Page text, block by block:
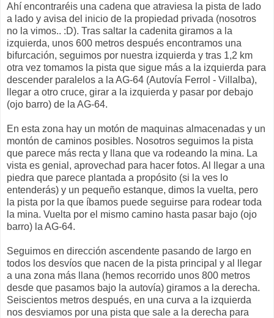
Ahí encontraréis una cadena que atraviesa la pista de lado
a lado y avisa del inicio de la propiedad privada (nosotros
no la vimos.. :D). Tras saltar la cadenita giramos a la
izquierda, unos 600 metros después encontramos una
bifurcación, seguimos por nuestra izquierda y tras 1,2 km
otra vez tomamos la pista que sigue más a la izquierda para
descender paralelos a la AG-64 (Autovía Ferrol - Villalba),
llegar a otro cruce, girar a la izquierda y pasar por debajo
(ojo barro) de la AG-64.
En esta zona hay un motón de maquinas almacenadas y un
montón de caminos posibles. Nosotros seguimos la pista
que parece más recta y llana que va rodeando la mina. La
vista es genial, aprovechad para hacer fotos. Al llegar a una
piedra que parece plantada a propósito (si la ves lo
entenderás) y un pequeño estanque, dimos la vuelta, pero
la pista por la que íbamos puede seguirse para rodear toda
la mina. Vuelta por el mismo camino hasta pasar bajo (ojo
barro) la AG-64.
Seguimos en dirección ascendente pasando de largo en
todos los desvíos que nacen de la pista principal y al llegar
a una zona más llana (hemos recorrido unos 800 metros
desde que pasamos bajo la autovía) giramos a la derecha.
Seiscientos metros después, en una curva a la izquierda
nos desviamos por una pista que sale a la derecha para